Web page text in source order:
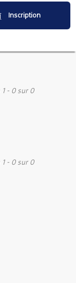
Inscription
- 0 sur 0
- 0 sur 0